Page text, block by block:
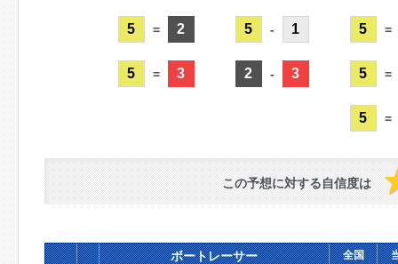
5 = 2
5 = 3
5 - 1
2 - 3
5 =
5 =
5 =
この予想に対する自信度は
ボートレーサー 全国